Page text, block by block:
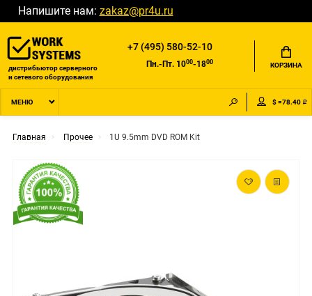
Напишите нам: zakaz@pr4u.ru
дистрибьютор серверного
и сетевого оборудования
+7 (495) 580-52-10
Пн.-Пт. 1000-1800 КОРЗИНА
МЕНЮ $ =78.40 ₽
Главная Прочее 1U 9.5mm DVD ROM Kit